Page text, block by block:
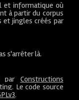
et informatique où
à partir du corpus
et jingles créés par
s'arrêter là.
par Constructions
. Le code source
.